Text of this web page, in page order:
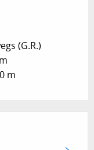
(G.R.)
m